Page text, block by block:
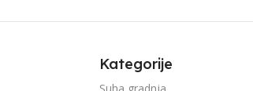
Kategorije